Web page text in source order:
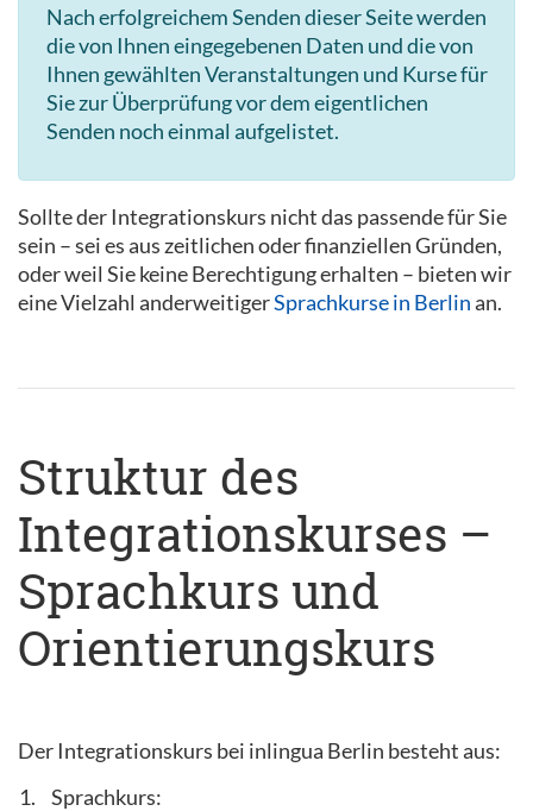
Nach erfolgreichem Senden dieser Seite werden
die von Ihnen eingegebenen Daten und die von
Ihnen gewählten Veranstaltungen und Kurse für
Sie zur Überprüfung vor dem eigentlichen
Senden noch einmal aufgelistet.
Sollte der Integrationskurs nicht das passende für Sie
sein – sei es aus zeitlichen oder finanziellen Gründen,
oder weil Sie keine Berechtigung erhalten – bieten wir
eine Vielzahl anderweitigerSprachkurse in Berlinan.
Struktur des
Integrationskurses –
Sprachkurs und
Orientierungskurs
Der Integrationskurs bei inlingua Berlin besteht aus:
Sprachkurs: